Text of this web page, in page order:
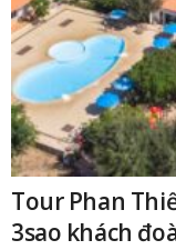
Tour Phan
3sao khách